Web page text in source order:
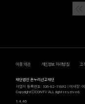
이용 약관 개인정보 처리방침 고
재단법인 온누리선교재단
사업자 등록번호: 106-82-11892 | 이사장:
CopyrightⓒCGNTV ALL right reserved.
1.4.46